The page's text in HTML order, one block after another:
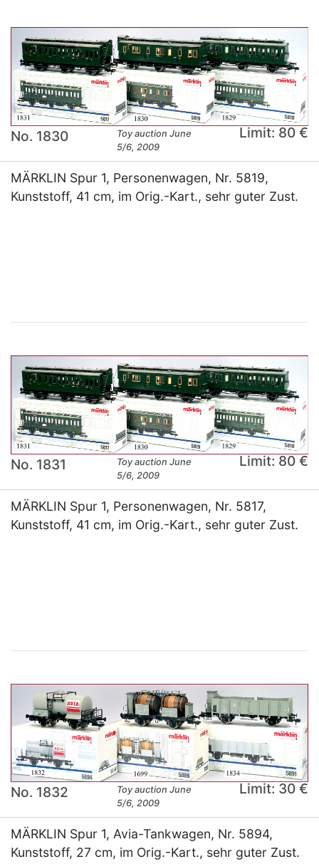
No. 1830
Toy auction June
5/6, 2009
Limit: 80 €
MÄRKLIN Spur 1, Personenwagen, Nr. 5819,
Kunststoff, 41 cm, im Orig.-Kart., sehr guter Zust.
No. 1831
Toy auction June
5/6, 2009
Limit: 80 €
MÄRKLIN Spur 1, Personenwagen, Nr. 5817,
Kunststoff, 41 cm, im Orig.-Kart., sehr guter Zust.
No. 1832
Toy auction June
5/6, 2009
Limit: 30 €
MÄRKLIN Spur 1, Avia-Tankwagen, Nr. 5894,
Kunststoff, 27 cm, im Orig.-Kart., sehr guter Zust.